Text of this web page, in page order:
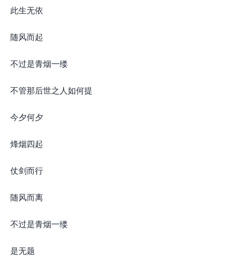
此生无依
随风而起
不过是青烟一缕
不管那后世之人如何提
今夕何夕
烽烟四起
仗剑而行
随风而离
不过是青烟一缕
是无题